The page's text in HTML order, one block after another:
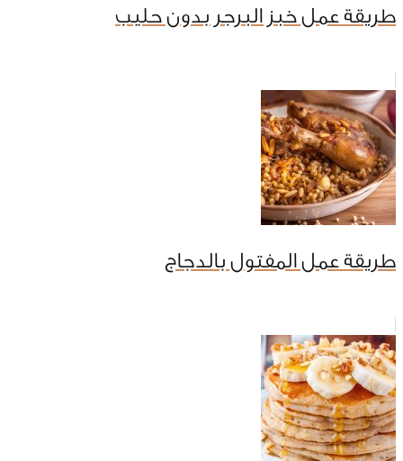
طريقة عمل خبز البرجر بدون حليب
طريقة عمل المفتول بالدجاج